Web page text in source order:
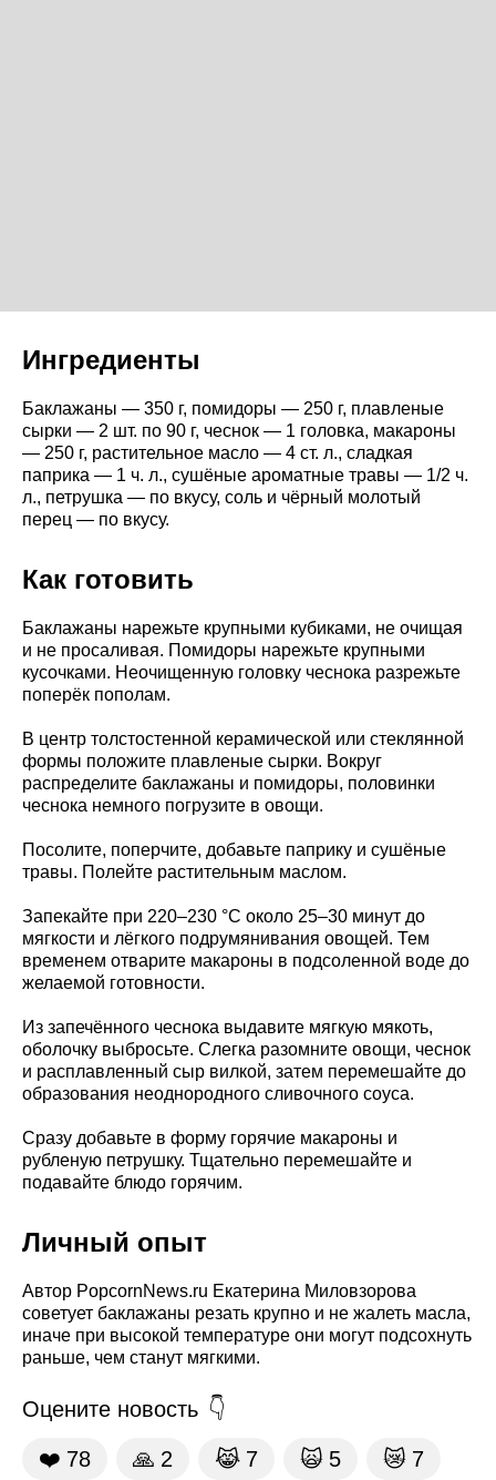
Ингредиенты
Баклажаны — 350 г, помидоры — 250 г, плавленые
сырки — 2 шт. по 90 г, чеснок — 1 головка, макароны
— 250 г, растительное масло — 4 ст. л., сладкая
паприка — 1 ч. л., сушёные ароматные травы — 1/2 ч.
л., петрушка — по вкусу, соль и чёрный молотый
перец — по вкусу.
Как готовить
Баклажаны нарежьте крупными кубиками, не очищая
и не просаливая. Помидоры нарежьте крупными
кусочками. Неочищенную головку чеснока разрежьте
поперёк пополам.
В центр толстостенной керамической или стеклянной
формы положите плавленые сырки. Вокруг
распределите баклажаны и помидоры, половинки
чеснока немного погрузите в овощи.
Посолите, поперчите, добавьте паприку и сушёные
травы. Полейте растительным маслом.
Запекайте при 220–230 °C около 25–30 минут до
мягкости и лёгкого подрумянивания овощей. Тем
временем отварите макароны в подсоленной воде до
желаемой готовности.
Из запечённого чеснока выдавите мягкую мякоть,
оболочку выбросьте. Слегка разомните овощи, чеснок
и расплавленный сыр вилкой, затем перемешайте до
образования неоднородного сливочного соуса.
Сразу добавьте в форму горячие макароны и
рубленую петрушку. Тщательно перемешайте и
подавайте блюдо горячим.
Личный опыт
Автор PopcornNews.ru Екатерина Миловзорова
советует баклажаны резать крупно и не жалеть масла,
иначе при высокой температуре они могут подсохнуть
раньше, чем станут мягкими.
Оцените новость
❤️ 78 🙏 2 😹 7 🙀 5 😿 7